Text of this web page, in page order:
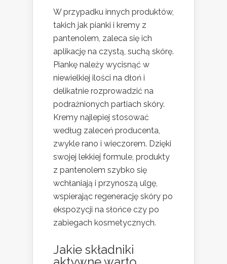
W przypadku innych produktów,
takich jak pianki i kremy z
pantenolem, zaleca się ich
aplikację na czystą, suchą skórę.
Piankę należy wycisnąć w
niewielkiej ilości na dłoń i
delikatnie rozprowadzić na
podrażnionych partiach skóry.
Kremy najlepiej stosować
według zaleceń producenta,
zwykle rano i wieczorem. Dzięki
swojej lekkiej formule, produkty
z pantenolem szybko się
wchłaniają i przynoszą ulgę,
wspierając regenerację skóry po
ekspozycji na słońce czy po
zabiegach kosmetycznych.
Jakie składniki